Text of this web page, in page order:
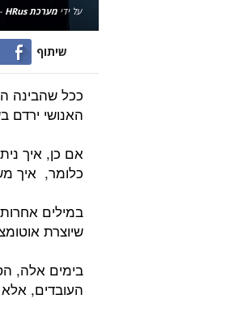
על ידימערכת HRus -
שיתוף
ככל שהבינה
האנושי ירדם
אם כן, איך
כלומר, איך
במילים
שיוצרת
בימים אלה,
העובדים,